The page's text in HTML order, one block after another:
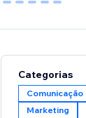
1 2 3 4 5
Categorias
Comunicação
Marketing